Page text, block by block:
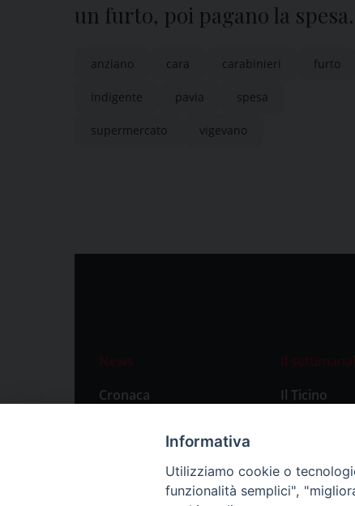
un furto, poi pagano la spesa
anziano cara carabinieri furto
indigente pavia spesa
supermercato vigevano
News
Cronaca
Primo Piano
Il
Il Ticino
Informativa
Utilizziamo cookie o
funzionalità semplici",